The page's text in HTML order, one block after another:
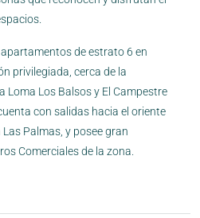
de estrato 6 en
privilegiada, cerca de la
Loma Los Balsos y El Campestre
con salidas hacia el oriente
Palmas, y posee gran
Comerciales de la zona.